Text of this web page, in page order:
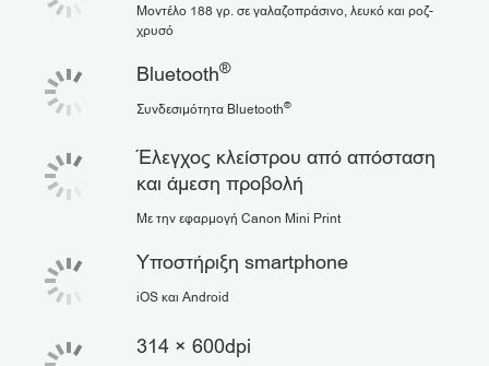
Μοντέλο 188 γρ. σε γαλαζοπράσινο, λευκό και ροζ-
χρυσό
Bluetooth®
Συνδεσιμότητα Bluetooth®
Έλεγχος κλείστρου από απόσταση
και άμεση προβολή
Με την εφαρμογή Canon Mini Print
Υποστήριξη smartphone
iOS και Android
314 × 600dpi